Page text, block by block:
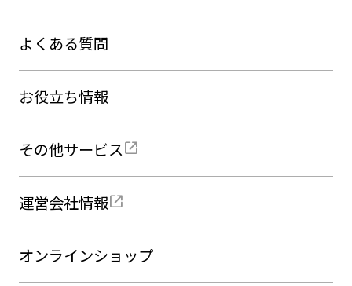
よくある質問
お役立ち情報
その他サービス
運営会社情報
オンラインショップ